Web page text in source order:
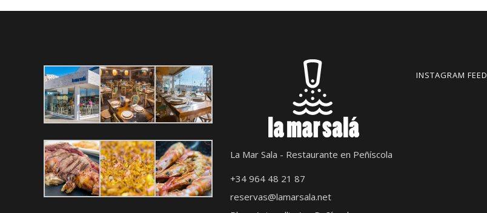
La Mar Sala - Restaurante en Peñíscola
+34 964 48 21 87
reservas@lamarsala.net
INSTAGRAM FEED